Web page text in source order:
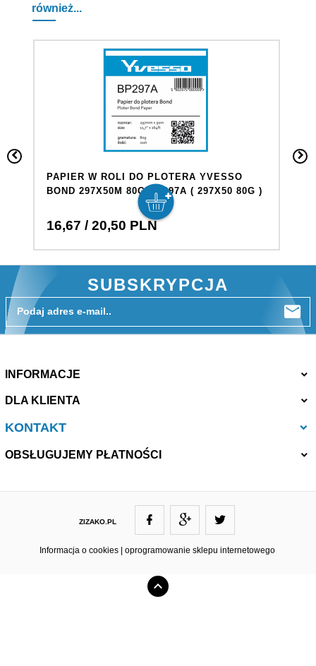
również...
PAPIER W ROLI DO PLOTERA YVESSO
BOND 297X50M 80G BP297A ( 297X50 80G )
16,67 / 20,50 PLN
SUBSKRYPCJA
Podaj adres e-mail..
INFORMACJE
DLA KLIENTA
KONTAKT
OBSŁUGUJEMY PŁATNOŚCI
ZIZAKO.PL
Informacja o cookies oprogramowanie sklepu internetowego